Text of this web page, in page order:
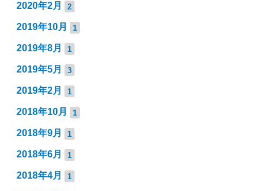
2020年2月 2
2019年10月 1
2019年8月 1
2019年5月 3
2019年2月 1
2018年10月 1
2018年9月 1
2018年6月 1
2018年4月 1